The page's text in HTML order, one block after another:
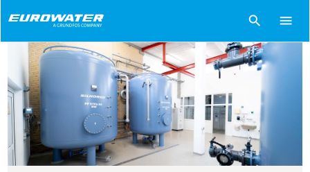
search menu